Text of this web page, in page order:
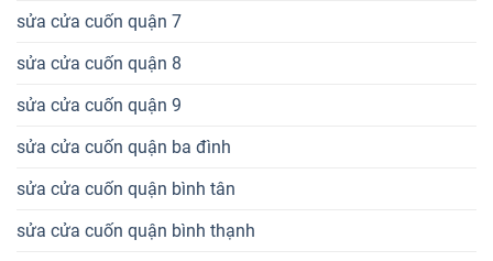
sửa cửa cuốn quận 7
sửa cửa cuốn quận 8
sửa cửa cuốn quận 9
sửa cửa cuốn quận ba đình
sửa cửa cuốn quận bình tân
sửa cửa cuốn quận bình thạnh